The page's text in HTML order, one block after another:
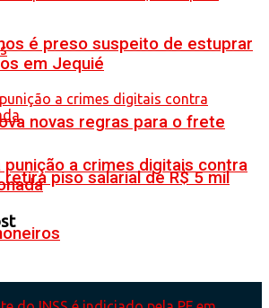
novas regras para o frete
piso salarial de R$ 5 mil
é preso suspeito de estuprar
em Jequié
punição a crimes digitais contra